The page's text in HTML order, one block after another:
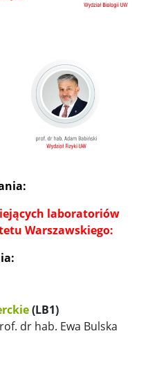
laboratoriów
Warszawskiego:
(LB1)
dr hab. Ewa Bulska